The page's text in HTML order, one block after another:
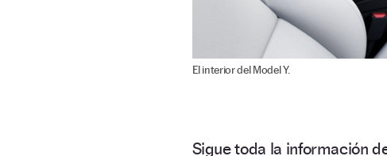
El interior del Model Y.
Sigue toda la información